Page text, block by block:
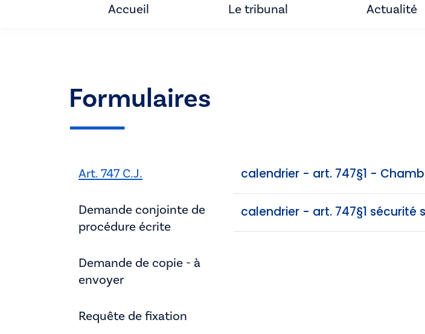
Accueil Le tribunal Actualité
Formulaires
Art. 747 C.J.
Demande conjointe de
procédure écrite
Demande de copie - à
envoyer
Requête de fixation
calendrier - art. 747§1 -
calendrier - art. 747§1 sécurité